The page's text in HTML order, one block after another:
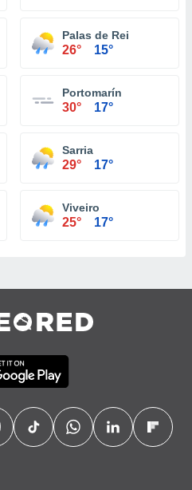
Palas de Rei
26° 15°
Portomarín
30° 17°
Sarria
29° 17°
Viveiro
25° 17°